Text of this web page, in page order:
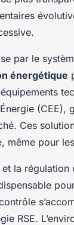
par le
énergétique
(CEE),
Ces
pour
la
RSE.